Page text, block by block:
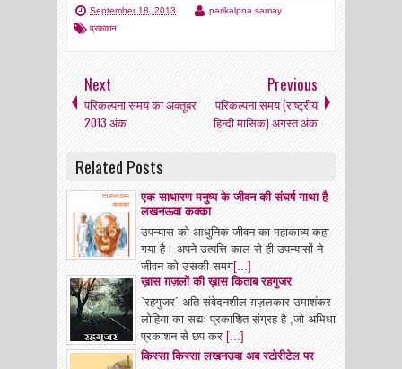
September 18, 2013
parikalpna samay
प्रकाशन
Next
परिकल्पना समय का अक्तूबर
2013 अंक
Previous
परिकल्पना समय (राष्ट्रीय
हिन्दी मासिक) अगस्त अंक
Related Posts
एक साधारण मनुष्य के जीवन की संघर्ष गाथा है
लखनऊवा कक्का
उपन्यास को आधुनिक जीवन का महाकाव्य कहा
गया है। अपने उत्पत्ति काल से ही उपन्यासों ने
जीवन को उसकी समग[...]
ख़ास ग़ज़लों की ख़ास किताब रहगुजर
`रहगुजर´ अति संवेदनशील ग़ज़लकार उमाशंकर
लोहिया का सद्यः प्रकाशित संग्रह है ,जो अभिधा
प्रकाशन से छप कर [...]
किस्सा किस्सा लखनउवा अब स्टोरीटेल पर